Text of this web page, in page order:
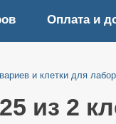
Оплата и
и клетки для
из 2